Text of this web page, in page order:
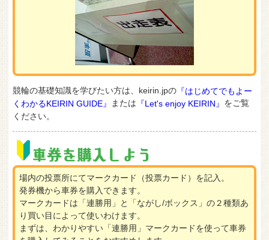
をとったのかがわかる。決まり手は４種類あり「逃げ」
「捲り（まくり）」「追い込み」「マーク」がある。決
まり手の数値で選手の特性がわかる。
競輪の基礎知識を学びたい方は、keirin.jpの 『はじめてでもよー
くわかるKEIRIN GUIDE』
または 『Let's enjoy KEIRIN』 をご覧
ください。
車券を購入しよう
場内の投票所にてマークカード（投票カード）を記入。
発券機から車券を購入できます。
マークカードは「連勝用」と「ながし/ボックス」の２種類あ
り買い目によって使いわけます。
まずは、わかりやすい「連勝用」マークカードを使って車券